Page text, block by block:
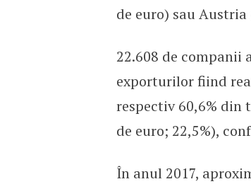
de euro) sau
22.608 de companii
exporturilor fiind
respectiv 60,6%
de euro; 22,5%),
În anul 2017,